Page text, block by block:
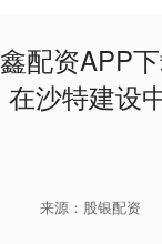
鑫配资APP
在沙特建设
来源：股银配资